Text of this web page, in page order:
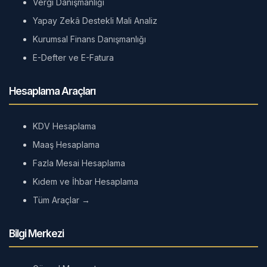
Vergi Danışmanlığı
Yapay Zekâ Destekli Mali Analiz
Kurumsal Finans Danışmanlığı
E-Defter ve E-Fatura
Hesaplama Araçları
KDV Hesaplama
Maaş Hesaplama
Fazla Mesai Hesaplama
Kıdem ve İhbar Hesaplama
Tüm Araçlar →
Bilgi Merkezi